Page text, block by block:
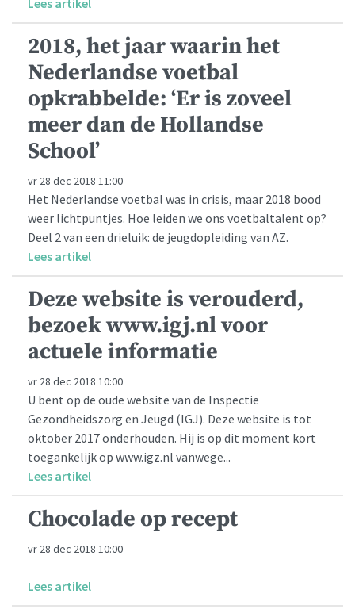
Lees artikel
2018, het jaar waarin het
Nederlandse voetbal
opkrabbelde: ‘Er is zoveel
meer dan de Hollandse
School’
vr 28 dec 2018 11:00
Het Nederlandse voetbal was in crisis, maar 2018 bood
weer lichtpuntjes. Hoe leiden we ons voetbaltalent op?
Deel 2 van een drieluik: de jeugdopleiding van AZ.
Lees artikel
Deze website is verouderd,
bezoek www.igj.nl voor
actuele informatie
vr 28 dec 2018 10:00
U bent op de oude website van de Inspectie
Gezondheidszorg en Jeugd (IGJ). Deze website is tot
oktober 2017 onderhouden. Hij is op dit moment kort
toegankelijk op www.igz.nl vanwege...
Lees artikel
Chocolade op recept
vr 28 dec 2018 10:00
Lees artikel